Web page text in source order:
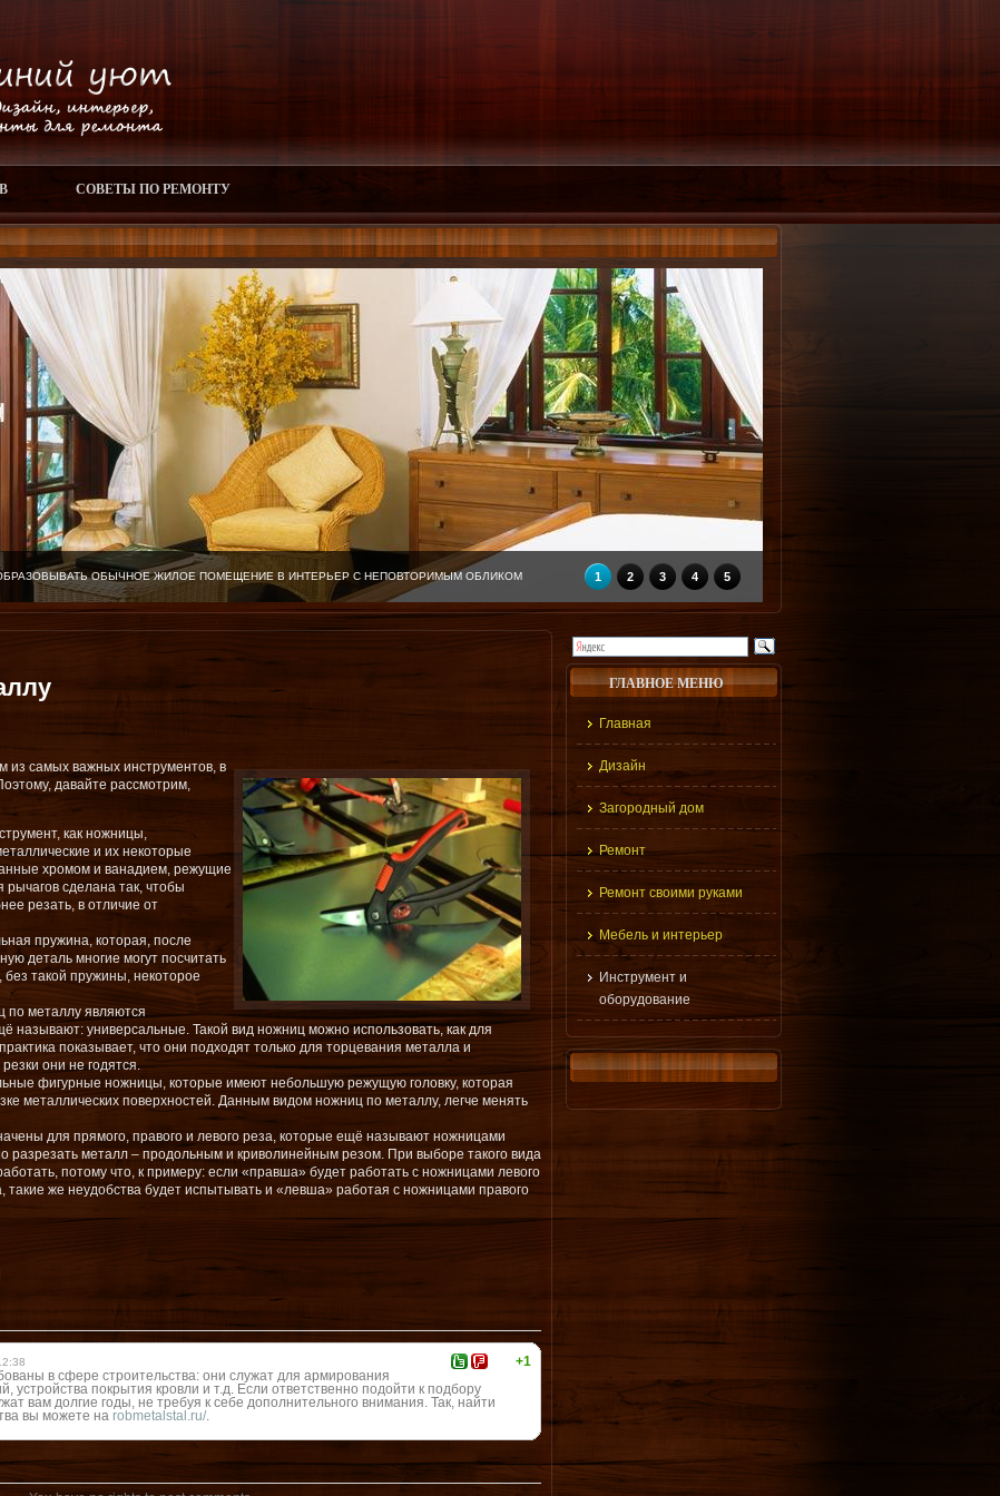
СОВЕТЫ ПО РЕМОНТУ
ОБЫЧНОЕ ЖИЛОЕ ПОМЕЩЕНИЕ В ИНТЕРЬЕР С НЕПОВТОРИМЫМ ОБЛИКОМ 1 2 3 4 5
из самых важных инструментов, в
давайте рассмотрим,
как ножницы,
и их некоторые
хромом и ванадием, режущие
рычагов сделана так, чтобы
резать, в отличие от
пружина, которая, после
деталь многие могут посчитать
такой пружины, некоторое
металлу являются
называют: универсальные. Такой вид ножниц можно использовать, как для
показывает, что они подходят только для торцевания металла и
они не годятся.
фигурные ножницы, которые имеют небольшую режущую головку, которая
металлических поверхностей. Данным видом ножниц по металлу, легче менять
для прямого, правого и левого реза, которые ещё называют ножницами
металл – продольным и криволинейным резом. При выборе такого вида
потому что, к примеру: если «правша» будет работать с ножницами левого
такие же неудобства будет испытывать и «левша» работая с ножницами правого
+1
в сфере строительства: они служат для армирования
устройства покрытия кровли и т.д. Если ответственно подойти к подбору
вам долгие годы, не требуя к себе дополнительного внимания. Так, найти
вы можете на robmetalstal.ru/.
ГЛАВНОЕ МЕНЮ
Главная
Дизайн
Загородный дом
Ремонт
Ремонт своими руками
Мебель и интерьер
Инструмент и
оборудование